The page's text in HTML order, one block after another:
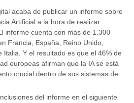
acaba de publicar un informe sobre
Artificial a la hora de realizar
informe cuenta con más de 1.300
Francia, España, Reino Unido,
Italia. Y el resultado es que el 46% de
europeas afirman que la IA se está
crucial dentro de sus sistemas de
del informe en el siguiente